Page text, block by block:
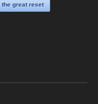
the great reset